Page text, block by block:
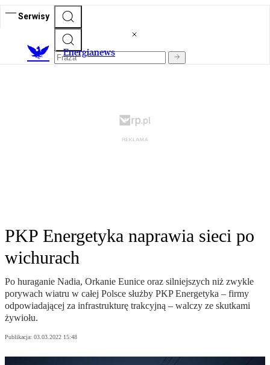
Serwisy
Energianews
PKP Energetyka naprawia sieci po
wichurach
Po huraganie Nadia, Orkanie Eunice oraz silniejszych niż zwykle
porywach wiatru w całej Polsce służby PKP Energetyka – firmy
odpowiadającej za infrastrukturę trakcyjną – walczy ze skutkami
żywiołu.
Publikacja: 03.03.2022 15:48